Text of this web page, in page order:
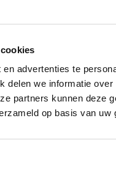
advertenties te
delen we informatie
partners kunnen deze
op basis van